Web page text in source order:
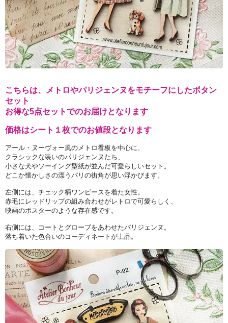
こちらは、メトロやパリジェンヌをモチーフにしたボタン
セット
お得な5点セットでのお届けとなります
価格はシート１枚でのお値段となります
アール・ヌーヴォー風のメトロ看板を中心に、
クラシックな装いのパリジェンヌたち、
小さな犬やソーイング型紙が並んだ可愛らしいセット。
どこか懐かしさの漂うパリの街角が思い浮かびます。
左側には、チェック柄ワンピースを着た女性。
赤毛にレッドリップの組み合わせがレトロで可愛らしく、
映画のポスターのような存在感です。
右側には、コートとグローブをあわせたパリジェンヌ。
落ち着いた色合いのコーディネートが上品。